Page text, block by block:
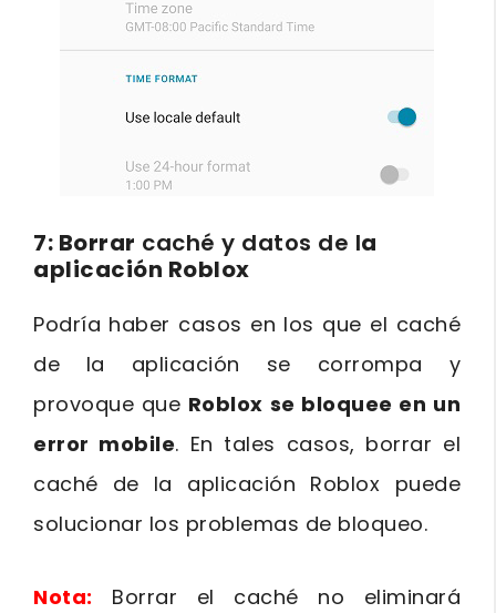
7: Borrar caché y datos de la
aplicación Roblox
Podría haber casos en los que el caché
de la aplicación se corrompa y
provoque que Roblox se bloquee en un
error mobile. En tales casos, borrar el
caché de la aplicación Roblox puede
solucionar los problemas de bloqueo.
Nota:
Borrar el caché no eliminará